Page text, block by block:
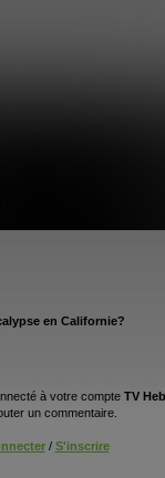
en Californie?
à votre compte TV
un commentaire.
/ S'inscrire